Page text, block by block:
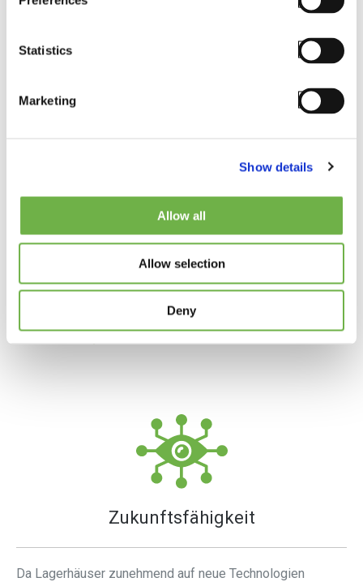
Statistics
Marketing
Show details
Allow all
Allow selection
Deny
Einfache Bereitstellung
SmartTE erleichtert die Bereitstellung und Verwaltung
Ihrer Systemaktualisierungen, da Änderungen automatisch
Zukunftsfähigkeit
Da Lagerhäuser zunehmend auf neue Technologien